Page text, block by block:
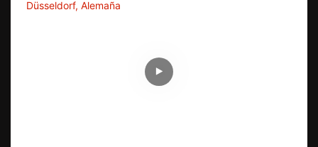
algunhas pezas de reposto para a máquina para mostrar